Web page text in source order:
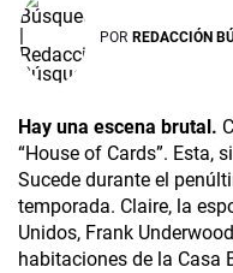
POR REDACCIÓN
Hay una escena brutal.
“House of Cards”. Esta,
Sucede durante el
temporada. Claire, la
Unidos, Frank
habitaciones de la Casa